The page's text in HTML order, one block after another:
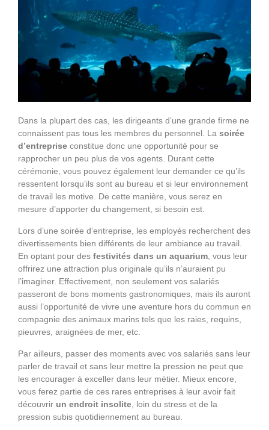
Dans la plupart des cas, les dirigeants d’une grande firme ne
connaissent pas tous les membres du personnel. La soirée
d’entreprise constitue donc une opportunité pour se
rapprocher un peu plus de vos agents. Durant cette
cérémonie, vous pouvez également leur demander ce qu’ils
ressentent lorsqu’ils sont au bureau et si leur environnement
de travail les motive. De cette manière, vous serez en
mesure d’apporter du changement, si besoin est.
Lors d’une soirée d’entreprise, les employés recherchent des
divertissements bien différents de leur ambiance au travail.
En optant pour des festivités dans un aquarium, vous leur
offrirez une attraction plus originale qu’ils n’auraient pu
l’imaginer. Effectivement, non seulement vos salariés
passeront de bons moments gastronomiques, mais ils auront
aussi l’opportunité de vivre une aventure hors du commun en
compagnie des animaux marins tels que les raies, requins,
pieuvres, araignées de mer, etc.
Par ailleurs, passer des moments avec vos salariés sans leur
parler de travail et sans leur mettre la pression ne peut que
les encourager à exceller dans leur métier. Mieux encore,
vous ferez partie de ces rares entreprises à leur avoir fait
découvrir un endroit insolite, loin du stress et de la
pression subis quotidiennement au bureau.